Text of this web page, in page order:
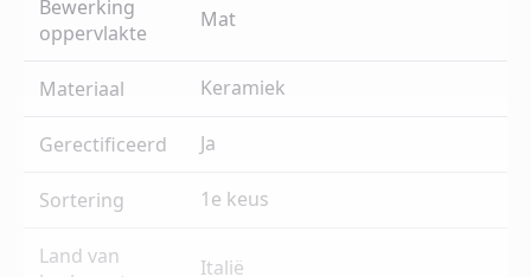
Bewerking
oppervlakte
Mat
Materiaal Keramiek
Gerectificeerd Ja
Sortering 1e keus
Land van
Italië